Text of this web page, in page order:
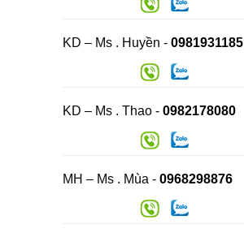
KD – Ms . Huyền - 0981931185
KD – Ms . Thao - 0982178080
MH – Ms . Mùa - 0968298876